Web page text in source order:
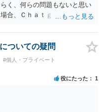
く、何らの問題もないと思い
合、Ｃｈａｔｇｐｔがｏｐｅ
名を特定していない限り、一
れる可能性が生じるにすぎま
当たるとは思えませんし、名
傷の不特定多数への公開に
がその内容をｃｈａｔｇｐｔ
して書き込んだとして
れることはないでしょう。
ついての疑問
#個人・プライベート
役にたった 1